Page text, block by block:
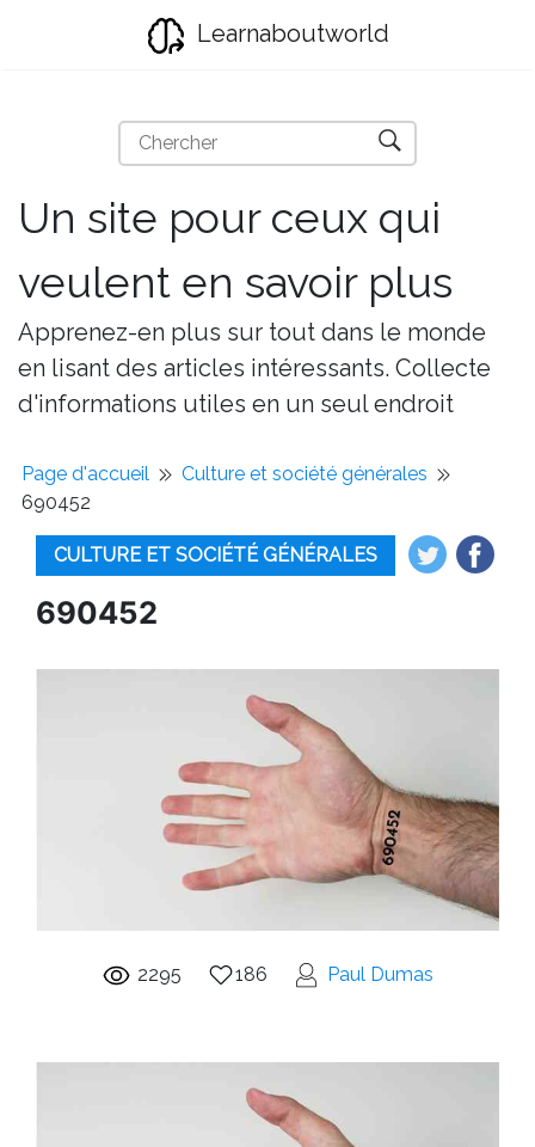
Learnaboutworld
Un site pour ceux qui
veulent en savoir plus
Apprenez-en plus sur tout dans le monde
en lisant des articles intéressants. Collecte
d'informations utiles en un seul endroit
Page d'accueil
Culture et société générales
690452
CULTURE ET SOCIÉTÉ GÉNÉRALES
690452
2295 186 Paul Dumas